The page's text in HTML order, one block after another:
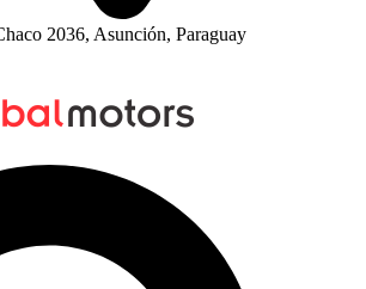
2036, Asunción, Paraguay